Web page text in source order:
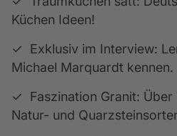
Küchen Ideen!
✓  Exklusiv im Interview:
Michael Marquardt kennen.
✓  Faszination Granit:
Natur- und